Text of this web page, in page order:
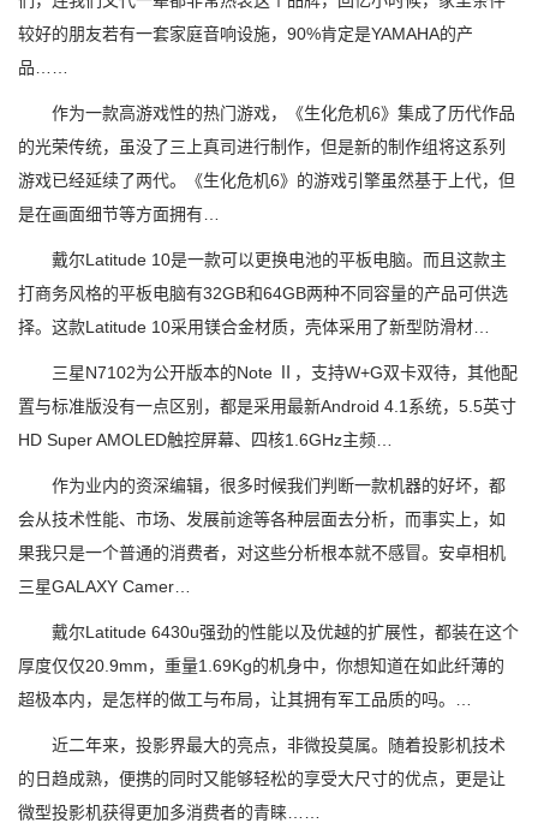
较好的朋友若有一套家庭音响设施，90%肯定是YAMAHA的产
品……
作为一款高游戏性的热门游戏，《生化危机6》集成了历代作品
的光荣传统，虽没了三上真司进行制作，但是新的制作组将这系列
游戏已经延续了两代。《生化危机6》的游戏引擎虽然基于上代，但
是在画面细节等方面拥有…
戴尔Latitude 10是一款可以更换电池的平板电脑。而且这款主
打商务风格的平板电脑有32GB和64GB两种不同容量的产品可供选
择。这款Latitude 10采用镁合金材质，壳体采用了新型防滑材…
三星N7102为公开版本的Note Ⅱ，支持W+G双卡双待，其他配
置与标准版没有一点区别，都是采用最新Android 4.1系统，5.5英寸
HD Super AMOLED触控屏幕、四核1.6GHz主频…
作为业内的资深编辑，很多时候我们判断一款机器的好坏，都
会从技术性能、市场、发展前途等各种层面去分析，而事实上，如
果我只是一个普通的消费者，对这些分析根本就不感冒。安卓相机
三星GALAXY Camer…
戴尔Latitude 6430u强劲的性能以及优越的扩展性，都装在这个
厚度仅仅20.9mm，重量1.69Kg的机身中，你想知道在如此纤薄的
超极本内，是怎样的做工与布局，让其拥有军工品质的吗。…
近二年来，投影界最大的亮点，非微投莫属。随着投影机技术
的日趋成熟，便携的同时又能够轻松的享受大尺寸的优点，更是让
微型投影机获得更加多消费者的青睐……